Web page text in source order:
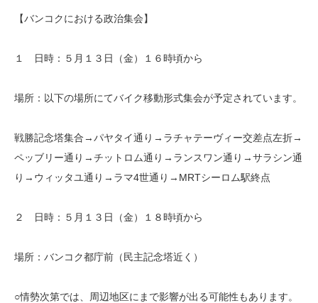
【バンコクにおける政治集会】
１ 日時：５月１３日（金）１６時頃から
場所：以下の場所にてバイク移動形式集会が予定されています。
戦勝記念塔集合→パヤタイ通り→ラチャテーヴィー交差点左折→
ペッブリー通り→チットロム通り→ランスワン通り→サラシン通
り→ ウィッタユ通り→ラマ4世通り→MRTシーロム駅終点
２ 日時：５月１３日（金）１８時頃から
場所：バンコク都庁前（民主記念塔近く）
○情勢次第では、周辺地区にまで影響が出る可能性もあります。